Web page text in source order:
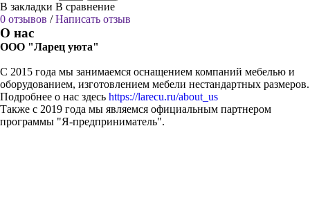
В закладки В сравнение
0 отзывов /Написать отзыв
О нас
ООО "Ларец уюта"
С 2015 года мы занимаемся оснащением компаний мебелью и
оборудованием, изготовлением мебели нестандартных размеров.
Подробнее о нас здесь https://larecu.ru/about_us
Также с 2019 года мы являемся официальным партнером
программы "Я-предприниматель".